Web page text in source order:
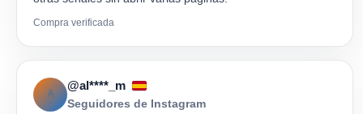
Compra verificada
A
@al****_m
Seguidores de Instagram